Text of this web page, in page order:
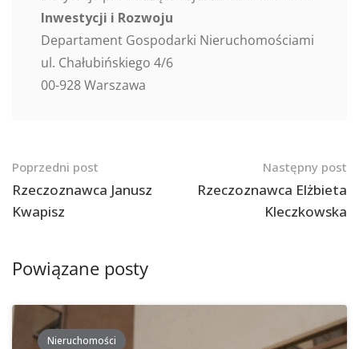
Inwestycji i Rozwoju
Departament Gospodarki Nieruchomościami
ul. Chałubińskiego 4/6
00-928 Warszawa
Nawigacja
po
postach
Poprzedni post
Rzeczoznawca Janusz
Kwapisz
Następny post
Rzeczoznawca Elżbieta
Kleczkowska
Powiązane posty
Nieruchomości